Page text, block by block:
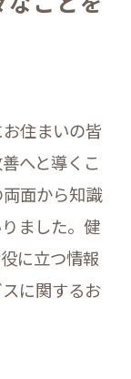
住まいの皆
へと導くこ
面から知識
ました。健
に立つ情報
に関するお